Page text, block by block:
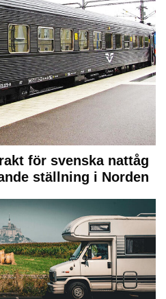
för svenska nattåg
ställning i Norden